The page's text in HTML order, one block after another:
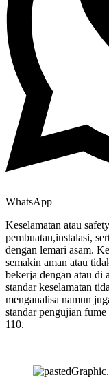
WhatsApp
Keselamatan atau
pembuatan,instalasi,
dengan lemari asam.
semakin aman atau
bekerja dengan atau di
standar keselamatan
menganalisa namun
standar pengujian
110.